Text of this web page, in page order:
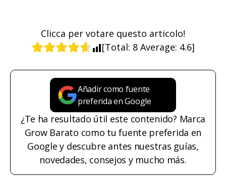
Clicca per votare questo articolo!
[Total: 8 Average: 4.6]
Añadir como fuente
preferida en Google
¿Te ha resultado útil este contenido? Marca
Grow Barato como tu fuente preferida en
Google y descubre antes nuestras guías,
novedades, consejos y mucho más.